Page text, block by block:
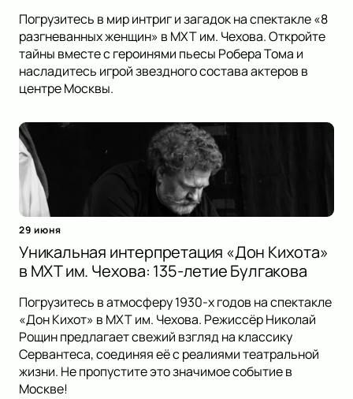
Погрузитесь в мир интриг и загадок на спектакле «8
разгневанных женщин» в МХТ им. Чехова. Откройте
тайны вместе с героинями пьесы Робера Тома и
насладитесь игрой звездного состава актеров в
центре Москвы.
29 июня
Уникальная интерпретация «Дон Кихота»
в МХТ им. Чехова: 135-летие Булгакова
Погрузитесь в атмосферу 1930-х годов на спектакле
«Дон Кихот» в МХТ им. Чехова. Режиссёр Николай
Рощин предлагает свежий взгляд на классику
Сервантеса, соединяя её с реалиями театральной
жизни. Не пропустите это значимое событие в
Москве!